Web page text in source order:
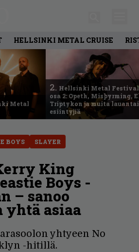
HELLSINKI METAL CRUISE
Metal
2. Hellsinki Metal
osa 2: Opeth, Misþyrming,
Triptykon ja muita
esiintyjiä
BOYS SLAYER
King
Boys -
– sanoo
yhtä asiaa
yhtyeen No
-hitillä.